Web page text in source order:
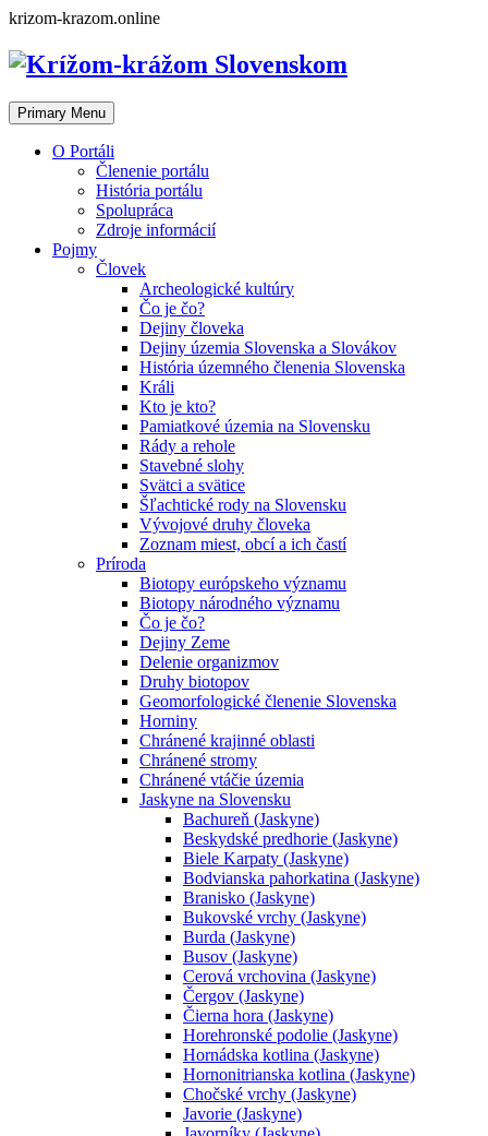
Skip
content
krizom-krazom.online
Primary Menu
O Portáli
Členenie portálu
História portálu
Spolupráca
Zdroje informácií
Pojmy
Človek
Archeologické kultúry
Čo je čo?
Dejiny človeka
Dejiny územia Slovenska a Slovákov
História územného členenia Slovenska
Králi
Kto je kto?
Pamiatkové územia na Slovensku
Rády a rehole
Stavebné slohy
Svätci a svätice
Šľachtické rody na Slovensku
Vývojové druhy človeka
Zoznam miest, obcí a ich častí
Príroda
Biotopy európskeho významu
Biotopy národného významu
Čo je čo?
Dejiny Zeme
Delenie organizmov
Druhy biotopov
Geomorfologické členenie Slovenska
Horniny
Chránené krajinné oblasti
Chránené stromy
Chránené vtáčie územia
Jaskyne na Slovensku
Bachureň (Jaskyne)
Beskydské predhorie (Jaskyne)
Biele Karpaty (Jaskyne)
Bodvianska pahorkatina (Jaskyne)
Branisko (Jaskyne)
Bukovské vrchy (Jaskyne)
Burda (Jaskyne)
Busov (Jaskyne)
Cerová vrchovina (Jaskyne)
Čergov (Jaskyne)
Čierna hora (Jaskyne)
Horehronské podolie (Jaskyne)
Hornádska kotlina (Jaskyne)
Hornonitrianska kotlina (Jaskyne)
Chočské vrchy (Jaskyne)
Javorie (Jaskyne)